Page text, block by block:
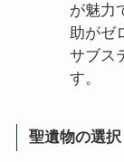
が魅力
助がゼ
サブス
す。
聖遺物の選択